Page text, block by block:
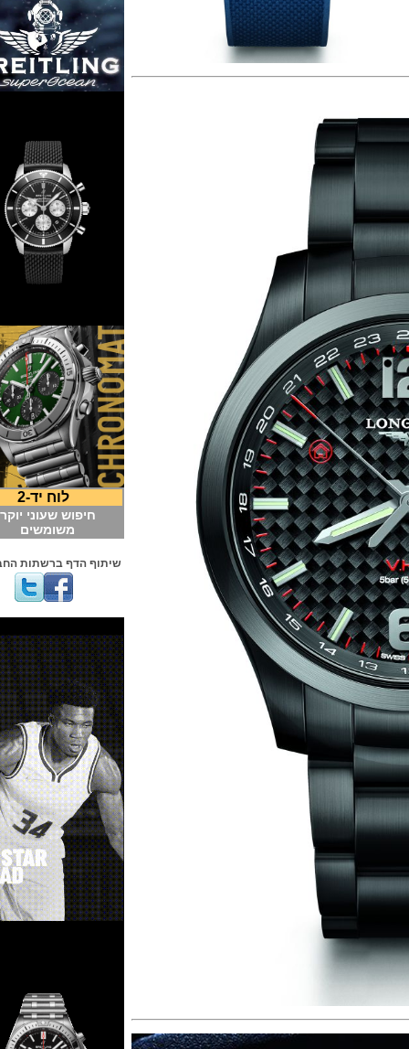
לוח יד-2
חיפוש שעוני יוקרה
משומשים
שיתוף הדף ברשתות החברתיות